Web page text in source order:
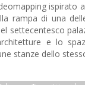
ispirato
rampa di una
settecentesco
e lo
stanze dello